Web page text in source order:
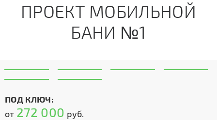
ПРОЕКТ МОБИЛЬНОЙ
БАНИ №1
ПОД КЛЮЧ:
от 272 000 руб.